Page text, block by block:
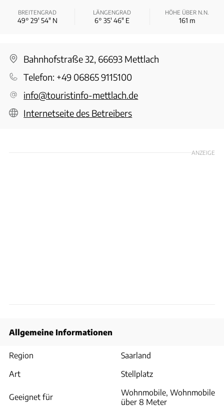
BREITENGRAD
49° 29′ 54″ N
LÄNGENGRAD
6° 35′ 46″ E
HÖHE ÜBER N.N.
161 m
Bahnhofstraße 32, 66693 Mettlach
Telefon: +49 06865 9115100
info@touristinfo-mettlach.de
Internetseite des Betreibers
ANZEIGE
Allgemeine Informationen
Region
Saarland
Art
Stellplatz
Geeignet für
Wohnmobile, Wohnmobile
über 8 Meter